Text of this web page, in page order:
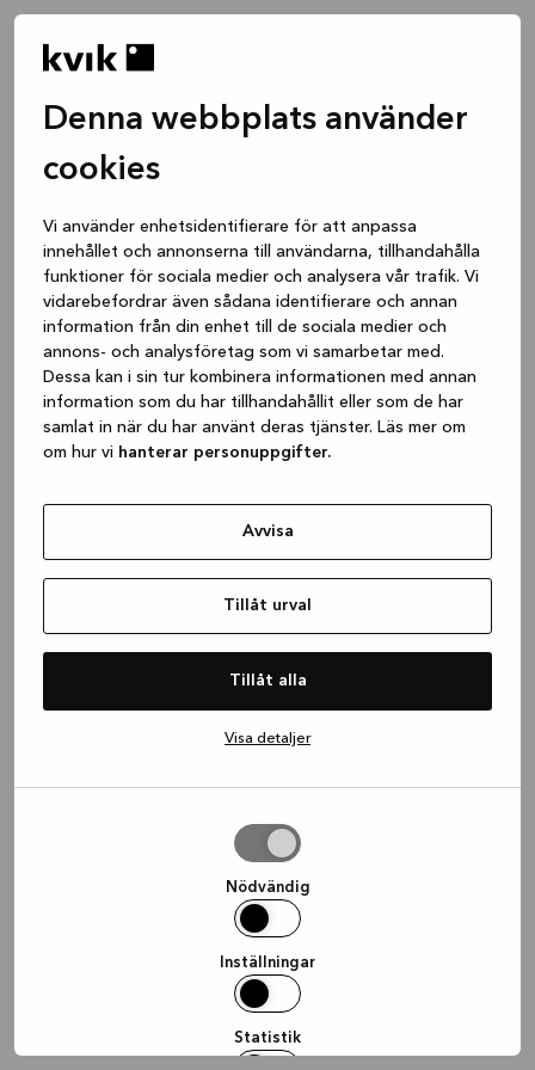
Denna webbplats använder
cookies
Vi använder enhetsidentifierare för att anpassa
innehållet och annonserna till användarna, tillhandahålla
funktioner för sociala medier och analysera vår trafik. Vi
vidarebefordrar även sådana identifierare och annan
information från din enhet till de sociala medier och
annons- och analysföretag som vi samarbetar med.
Dessa kan i sin tur kombinera informationen med annan
information som du har tillhandahållit eller som de har
samlat in när du har använt deras tjänster. Läs mer om
om hur vi hanterar personuppgifter.
Avvisa
Tillåt urval
Tillåt alla
Visa detaljer
Nödvändig
Inställningar
Statistik
(see the browser console for more
information).